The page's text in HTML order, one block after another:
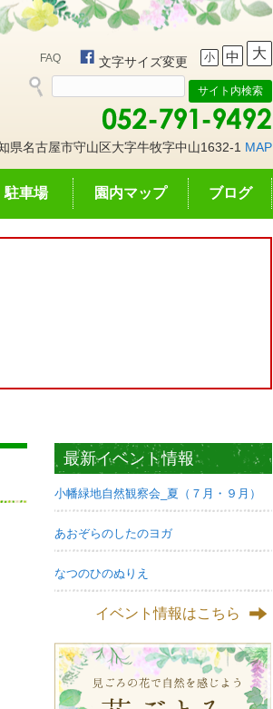
FAQ 文字サイズ変更 小 中 大
県名古屋市守山区大字牛牧字中山1632-1 MAP
駐車場 園内マップ ブログ
最新イベント情報
小幡緑地自然観察会_夏（７月・９月）
あおぞらのしたのヨガ
なつのひのぬりえ
イベント情報はこちら